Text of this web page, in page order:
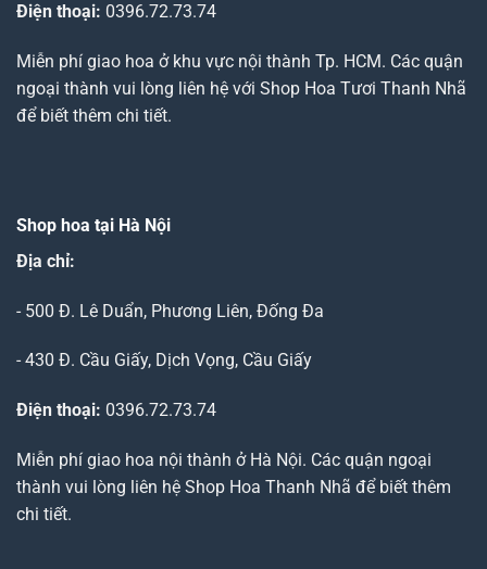
Điện thoại: 0396.72.73.74
Miễn phí giao hoa ở khu vực nội thành Tp. HCM. Các quận
ngoại thành vui lòng liên hệ với Shop Hoa Tươi Thanh Nhã
để biết thêm chi tiết.
Shop hoa tại Hà Nội
Địa chỉ:
- 500 Đ. Lê Duẩn, Phương Liên, Đống Đa
- 430 Đ. Cầu Giấy, Dịch Vọng, Cầu Giấy
Điện thoại: 0396.72.73.74
Miễn phí giao hoa nội thành ở Hà Nội. Các quận ngoại
thành vui lòng liên hệ Shop Hoa Thanh Nhã để biết thêm
chi tiết.